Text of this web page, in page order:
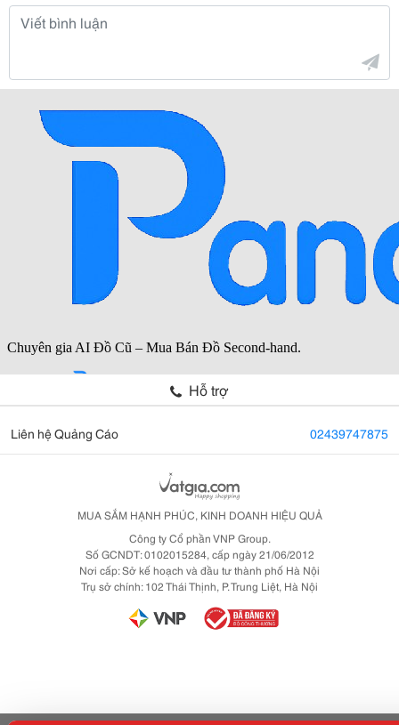
Hỗ trợ
Liên hệ Quảng Cáo 02439747875
MUA SẮM HẠNH PHÚC, KINH DOANH HIỆU QUẢ
Công ty Cổ phần VNP Group.
Số GCNDT: 0102015284, cấp ngày 21/06/2012
Nơi cấp: Sở kế hoạch và đầu tư thành phố Hà Nội
Trụ sở chính: 102 Thái Thịnh, P. Trung Liệt, Hà Nội